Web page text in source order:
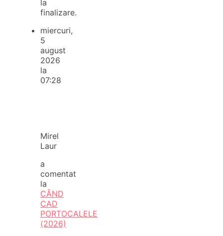
la
finalizare.
miercuri,
5
august
2026
la
07:28
Mirel
Laur
a
comentat
la
CÂND
CAD
PORTOCALELE
(2026)